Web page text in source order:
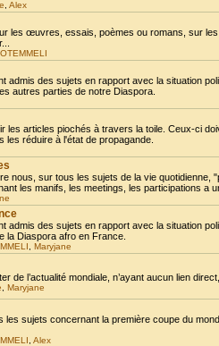
Alex
les œuvres, essais, poèmes ou romans, sur
admis des sujets en rapport avec la situation
autres parties de notre Diaspora.
les articles piochés à travers la toile. Ceux-ci
les réduire à l'état de propagande.
nous, sur tous les sujets de la vie
les manifs, les meetings, les participations a
admis des sujets en rapport avec la situation
la Diaspora afro en France.
Maryjane
de l’actualité mondiale, n’ayant aucun lien
Maryjane
les sujets concernant la première coupe du
Alex